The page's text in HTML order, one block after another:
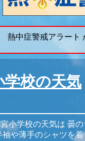
熱中症警戒アラート
学校の天気
小学校の天気は 曇の
袖や薄手のシャツを